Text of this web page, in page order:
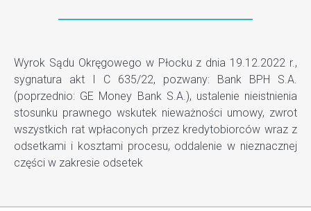
Wyrok Sądu Okręgowego w Płocku z dnia 19.12.2022 r.,
sygnatura akt I C 635/22, pozwany: Bank BPH S.A.
(poprzednio: GE Money Bank S.A.), ustalenie nieistnienia
stosunku prawnego wskutek nieważności umowy, zwrot
wszystkich rat wpłaconych przez kredytobiorców wraz z
odsetkami i kosztami procesu, oddalenie w nieznacznej
części w zakresie odsetek